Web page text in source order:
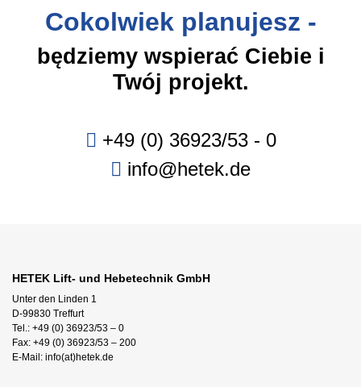
Cokolwiek planujesz -
będziemy wspierać Ciebie i
Twój projekt.
+49 (0) 36923/53 - 0
info@hetek.de
HETEK Lift- und Hebetechnik GmbH
Unter den Linden 1
D-99830 Treffurt
Tel.: +49 (0) 36923/53 – 0
Fax: +49 (0) 36923/53 – 200
E-Mail: info(at)hetek.de